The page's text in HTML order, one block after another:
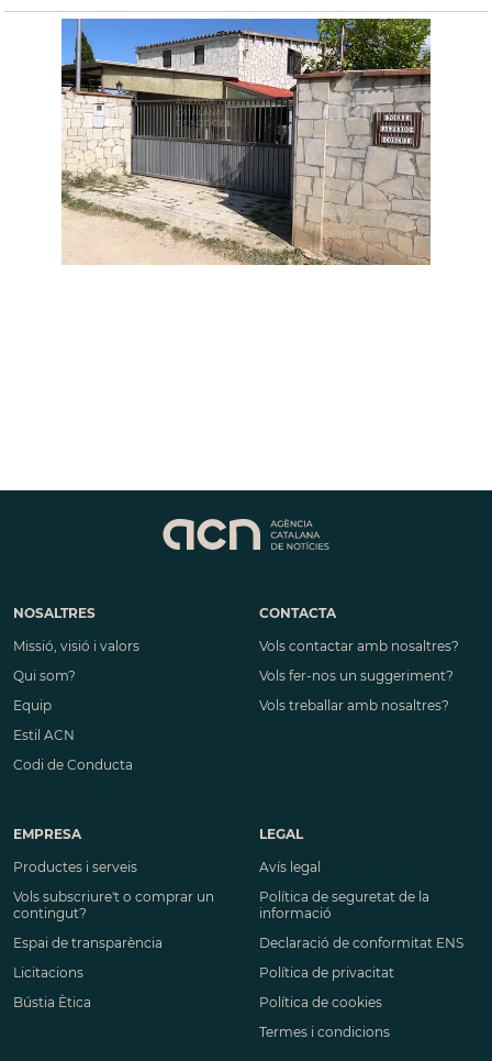
NOSALTRES
Missió, visió i valors
Qui som?
Equip
Estil ACN
Codi de Conducta
CONTACTA
Vols contactar amb nosaltres?
Vols fer-nos un suggeriment?
Vols treballar amb nosaltres?
EMPRESA
Productes i serveis
Vols subscriure't o comprar un
contingut?
Espai de transparència
Licitacions
Bústia Ètica
LEGAL
Avís legal
Política de seguretat de la
informació
Declaració de conformitat ENS
Política de privacitat
Política de cookies
Termes i condicions